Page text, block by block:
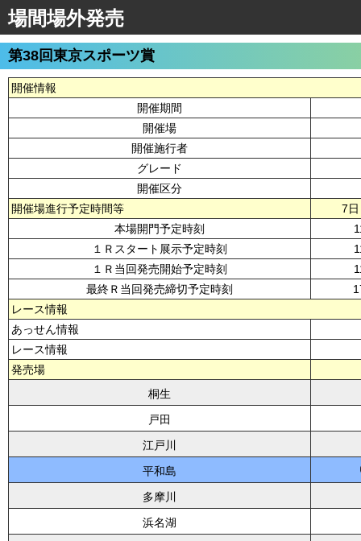
場間場外発売
第38回東京スポーツ賞
開催情報
開催期間
開催場
開催施行者
グレード
開催区分
開催場進行予定時間等
7
本場開門予定時刻
１Ｒスタート展示予定時刻
１Ｒ当回発売開始予定時刻
最終Ｒ当回発売締切予定時刻
レース情報
あっせん情報
レース情報
発売場
桐生
戸田
江戸川
平和島
多摩川
浜名湖